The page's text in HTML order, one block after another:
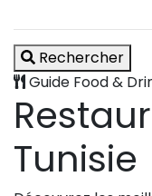
Rechercher
Guide Food &
Tunisie